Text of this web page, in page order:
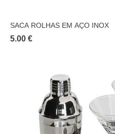
SACA ROLHAS EM AÇO INOX
5.00 €